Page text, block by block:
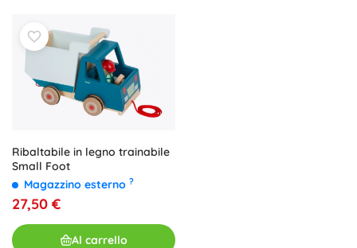
Ribaltabile in legno trainabile
Small Foot
Magazzino esterno ?
27,50 €
Al carrello